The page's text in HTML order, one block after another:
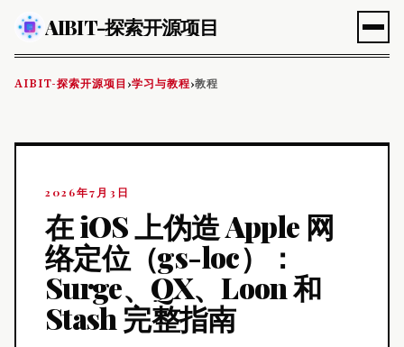
AIBIT-探索开源项目
AIBIT-探索开源项目 ›学习与教程›教程
2026年7月3日
在 iOS 上伪造 Apple 网
络定位（gs-loc）：
Surge、QX、Loon 和
Stash 完整指南